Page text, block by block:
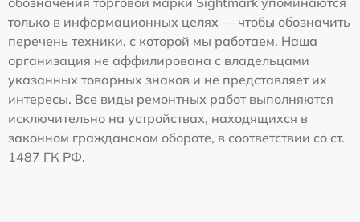
только в информационных целях — чтобы обозначить
перечень техники, с которой мы работаем. Наша
организация не аффилирована с владельцами
указанных товарных знаков и не представляет их
интересы. Все виды ремонтных работ выполняются
исключительно на устройствах, находящихся в
законном гражданском обороте, в соответствии со ст.
1487 ГК РФ.